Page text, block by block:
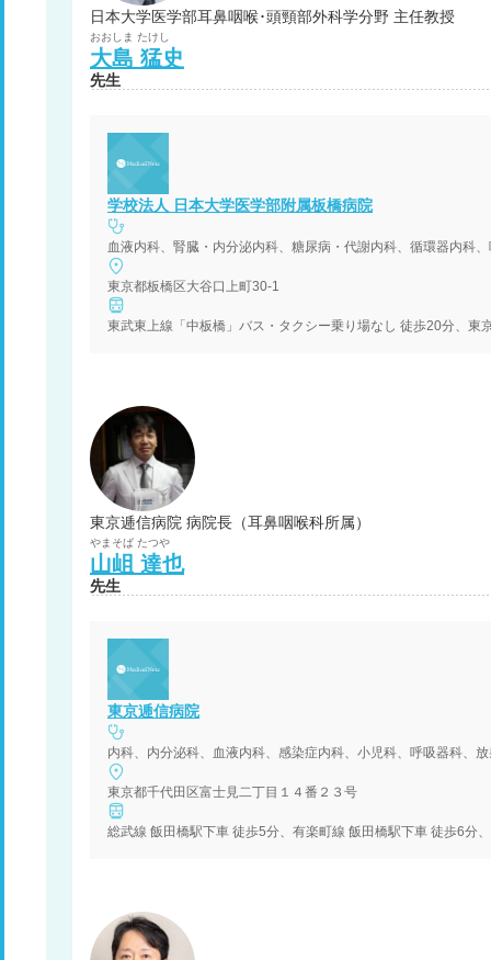
日本大学医学部耳鼻咽喉･頭頸部外科学分野 主任教授
おおしま たけし
大島 猛史
先生
学校法人 日本大学医学部附属板橋病院
血液内科、腎臓・内分泌内科、糖尿病・代謝内科、循環器内科
東京都板橋区大谷口上町30-1
東武東上線「中板橋」バス・タクシー乗り場なし 徒歩20分、
東京逓信病院 病院長（耳鼻咽喉科所属）
やまそば たつや
山岨 達也
先生
東京逓信病院
内科、内分泌科、血液内科、感染症内科、小児科、呼吸器科、
東京都千代田区富士見二丁目１４番２３号
総武線 飯田橋駅下車 徒歩5分、有楽町線 飯田橋駅下車 徒歩6分